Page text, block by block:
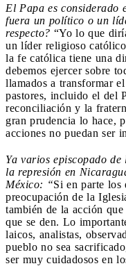
El Papa es considerado
fuera un político o un
respecto? “Yo lo que
un líder religioso
la fe católica tiene una
debemos ejercer sobre
llamados a transformar
pastores, incluido el del
reconciliación y la
gran prudencia lo hace,
acciones no puedan ser
Ya varios episcopado
la represión en
México: “Si en parte los
preocupación de la
también de la acción
que se den. Lo
laicos, analistas,
pueblo no sea
ser muy cuidadosos en